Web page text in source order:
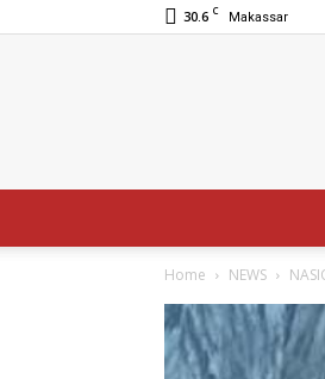
30.6 C Makassar
Home NEWS